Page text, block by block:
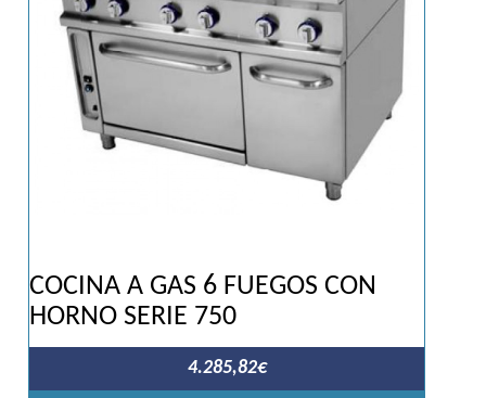
COCINA A GAS 6 FUEGOS CON
HORNO SERIE 750
4.285,82€